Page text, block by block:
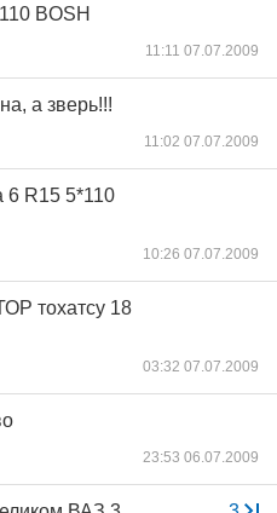
BOSH
11:11 07.07.2009
а зверь!!!
11:02 07.07.2009
6 R15 5*110
10:26 07.07.2009
тохатсу 18
03:32 07.07.2009
23:53 06.07.2009